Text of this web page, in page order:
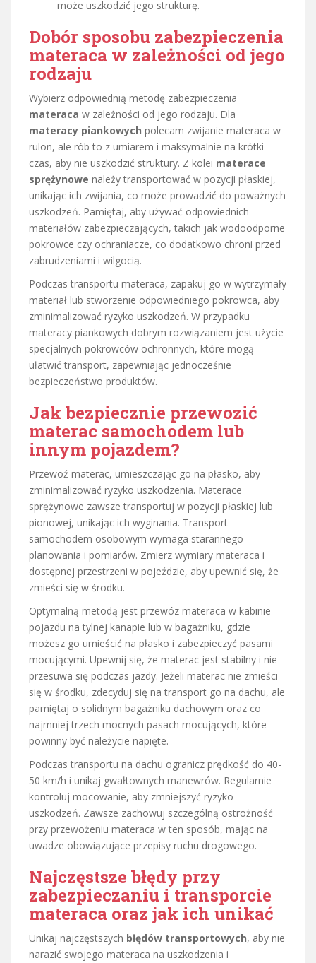
może uszkodzić jego strukturę.
Dobór sposobu zabezpieczenia
materaca w zależności od jego
rodzaju
Wybierz odpowiednią metodę zabezpieczenia
materaca w zależności od jego rodzaju. Dla
materacy piankowych polecam zwijanie materaca w
rulon, ale rób to z umiarem i maksymalnie na krótki
czas, aby nie uszkodzić struktury. Z kolei materace
sprężynowe należy transportować w pozycji płaskiej,
unikając ich zwijania, co może prowadzić do poważnych
uszkodzeń. Pamiętaj, aby używać odpowiednich
materiałów zabezpieczających, takich jak wodoodporne
pokrowce czy ochraniacze, co dodatkowo chroni przed
zabrudzeniami i wilgocią.
Podczas transportu materaca, zapakuj go w wytrzymały
materiał lub stworzenie odpowiedniego pokrowca, aby
zminimalizować ryzyko uszkodzeń. W przypadku
materacy piankowych dobrym rozwiązaniem jest użycie
specjalnych pokrowców ochronnych, które mogą
ułatwić transport, zapewniając jednocześnie
bezpieczeństwo produktów.
Jak bezpiecznie przewozić
materac samochodem lub
innym pojazdem?
Przewoź materac, umieszczając go na płasko, aby
zminimalizować ryzyko uszkodzenia. Materace
sprężynowe zawsze transportuj w pozycji płaskiej lub
pionowej, unikając ich wyginania. Transport
samochodem osobowym wymaga starannego
planowania i pomiarów. Zmierz wymiary materaca i
dostępnej przestrzeni w pojeździe, aby upewnić się, że
zmieści się w środku.
Optymalną metodą jest przewóz materaca w kabinie
pojazdu na tylnej kanapie lub w bagażniku, gdzie
możesz go umieścić na płasko i zabezpieczyć pasami
mocującymi. Upewnij się, że materac jest stabilny i nie
przesuwa się podczas jazdy. Jeżeli materac nie zmieści
się w środku, zdecyduj się na transport go na dachu, ale
pamiętaj o solidnym bagażniku dachowym oraz co
najmniej trzech mocnych pasach mocujących, które
powinny być należycie napięte.
Podczas transportu na dachu ogranicz prędkość do 40-
50 km/h i unikaj gwałtownych manewrów. Regularnie
kontroluj mocowanie, aby zmniejszyć ryzyko
uszkodzeń. Zawsze zachowuj szczególną ostrożność
przy przewożeniu materaca w ten sposób, mając na
uwadze obowiązujące przepisy ruchu drogowego.
Najczęstsze błędy przy
zabezpieczaniu i transporcie
materaca oraz jak ich unikać
Unikaj najczęstszych błędów transportowych, aby nie
narazić swojego materaca na uszkodzenia i